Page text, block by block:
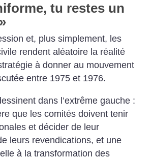
tu restes un
»
et, plus simplement, les
rendent aléatoire la réalité
à donner au mouvement
entre 1975 et 1976.
dans l’extrême gauche :
que les comités doivent tenir
et décider de leur
leurs revendications, et une
à la transformation des